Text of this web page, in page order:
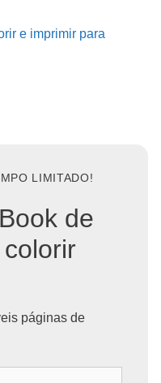
e imprimir para
LIMITADO!
de
páginas de